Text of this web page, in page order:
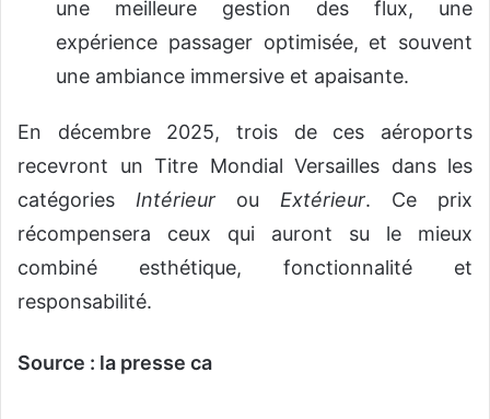
une meilleure gestion des flux, une
expérience passager optimisée, et souvent
une ambiance immersive et apaisante.
En décembre 2025, trois de ces aéroports
recevront un Titre Mondial Versailles dans les
catégories Intérieur ou Extérieur. Ce prix
récompensera ceux qui auront su le mieux
combiné esthétique, fonctionnalité et
responsabilité.
Source : la presse ca